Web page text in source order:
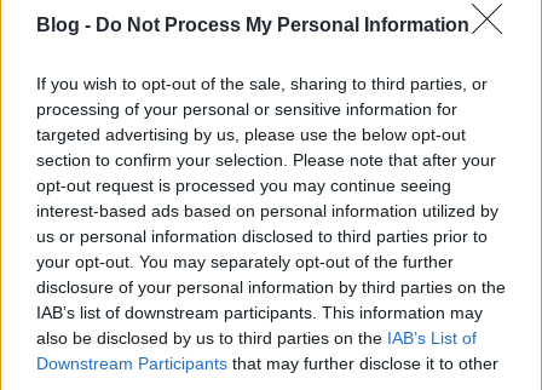
Blog - Do Not Process My Personal Information
If you wish to opt-out of the sale, sharing to third parties, or
processing of your personal or sensitive information for
targeted advertising by us, please use the below opt-out
section to confirm your selection. Please note that after your
opt-out request is processed you may continue seeing
interest-based ads based on personal information utilized by
us or personal information disclosed to third parties prior to
your opt-out. You may separately opt-out of the further
disclosure of your personal information by third parties on the
IAB’s list of downstream participants. This information may
also be disclosed by us to third parties on the IAB’s List of
Downstream Participants that may further disclose it to other
második legjobb dolgok meg mocskosul drágák.
legjobb dolgokat, ha rákeresünk, csak olyan…
A Klauzál utca az új Kazinczy?
szucsadam 2015. február 20.
Böngészgettem a régi képeim között, és
megtaláltam egy csokornyi utcafotót 2011-ből. A
Klauzál utcán sétáltam végig négy éve, egy szomorú,
elhagyatott utcán, támfalazott, leszakadófélben lévő
erkélyekkel, betört ablakokkal. Az egész közepére
odadobtak egy felújított,…